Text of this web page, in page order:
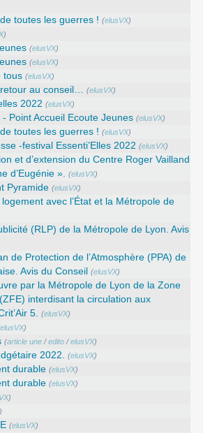
toutes les guerres ! (elusVX)
)
(elusVX)
(elusVX)
tous (elusVX)
au conseil… (elusVX)
2022 (elusVX)
- Point Accueil Ecoute Jeunes (elusVX)
toutes les guerres ! (elusVX)
-festival Essenti’Elles 2022 (elusVX)
et d’extension du Centre Roger Vailland
d’Eugénie ». (elusVX)
Pyramide (elusVX)
avec l’État et la Métropole de
(RLP) de la Métropole de Lyon. Avis
de Protection de l’Atmosphère (PPA) de
Avis du Conseil
(elusVX)
par la Métropole de Lyon de la Zone
interdisant la circulation aux
5. (elusVX)
elusVX)
(article une /edito /elusVX)
2022. (elusVX)
durable (elusVX)
durable (elusVX)
)
)
(elusVX)